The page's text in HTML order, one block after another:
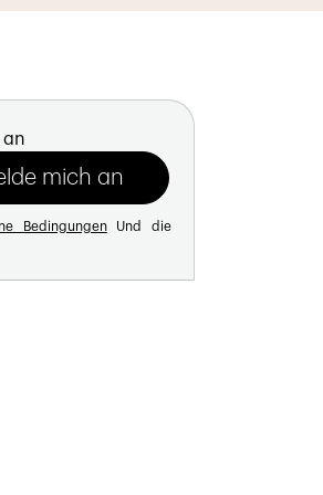
an
BedingungenUnd die